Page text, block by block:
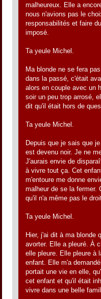
malheureux. Elle a
nous n'avions pas le
responsabilités et faire
imposé.
Ta yeule Michel.
Ma blonde ne se fera
dans la passé, c'était
alors en couple avec un
soir un peu trop arrosé,
dit qu'il était hors de
Ta yeule Michel.
Depuis que je sais que
est devenu noir. Je ne
J'aurais envie de
à vivre tout ça. Cet
m'entoure me donne
malheur de se la fermer.
qu'il n'a même pas le
Ta yeule Michel.
Hier, j'ai dit à ma blonde
avorter. Elle a pleuré. À
elle pleure. Elle pleure à
enfant. Elle m'a
portait une vie en elle,
cet enfant et qu'il était
vivre dans une belle